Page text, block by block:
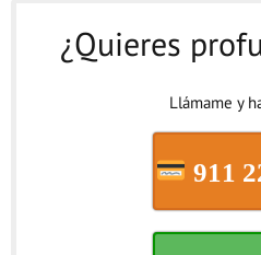
¿Quieres
Llámame y
911